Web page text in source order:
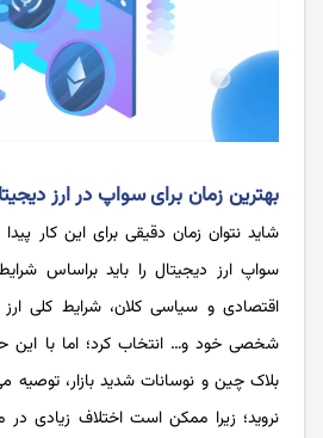
بهترین زمان برای سواپ در ارز
شاید نتوان زمان دقیقی برای این کار پیدا
سواپ ارز دیجیتال را باید براساس
اقتصادی و سیاسی کلان، شرایط کلی ارز
شخصی خود و… انتخاب کرد؛ اما با این
بلاک چین و نوسانات شدید بازار،
نروید؛ زیرا ممکن است اختلاف زیادی در